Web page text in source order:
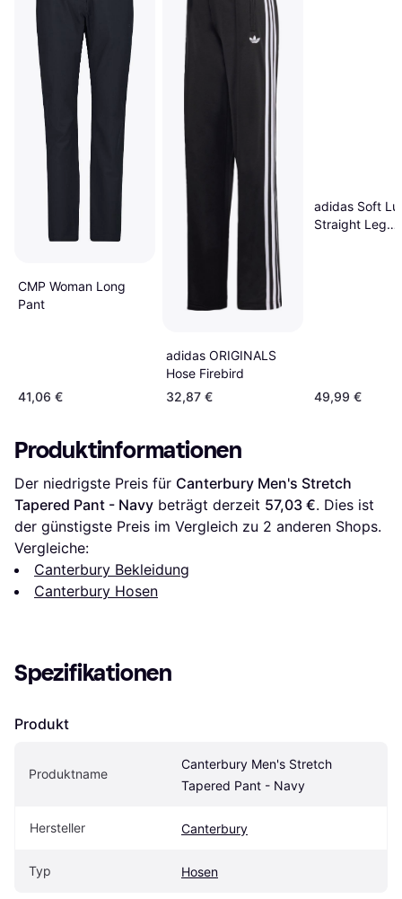
CMP Woman Long
Pant
41,06 €
adidas ORIGINALS
Hose Firebird
32,87 €
adidas Soft
Straight Leg
49,99 €
Produktinformationen
Der niedrigste Preis für Canterbury Men's Stretch
Tapered Pant - Navy beträgt derzeit 57,03 €. Dies ist
der günstigste Preis im Vergleich zu 2 anderen Shops.
Vergleiche:
Canterbury Bekleidung
Canterbury Hosen
Spezifikationen
Produkt
Produktname
Canterbury Men's Stretch
Tapered Pant - Navy
Hersteller Canterbury
Typ Hosen